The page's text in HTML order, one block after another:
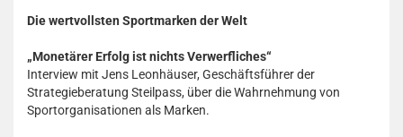
Die wertvollsten Sportmarken der Welt
„Monetärer Erfolg ist nichts Verwerfliches“
Interview mit Jens Leonhäuser, Geschäftsführer der
Strategieberatung Steilpass, über die Wahrnehmung von
Sportorganisationen als Marken.